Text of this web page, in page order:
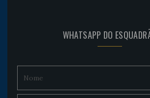
WHATSAPP DO